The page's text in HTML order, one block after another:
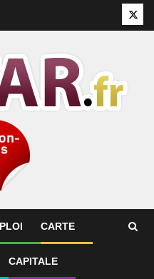
CARTE
CAPITALE